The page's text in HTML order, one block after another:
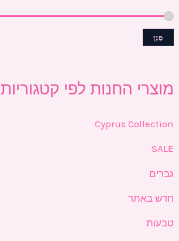
סנן
מוצרי החנות לפי קטגוריות
Cyprus Collection
SALE
גברים
חדש באתר
טבעות